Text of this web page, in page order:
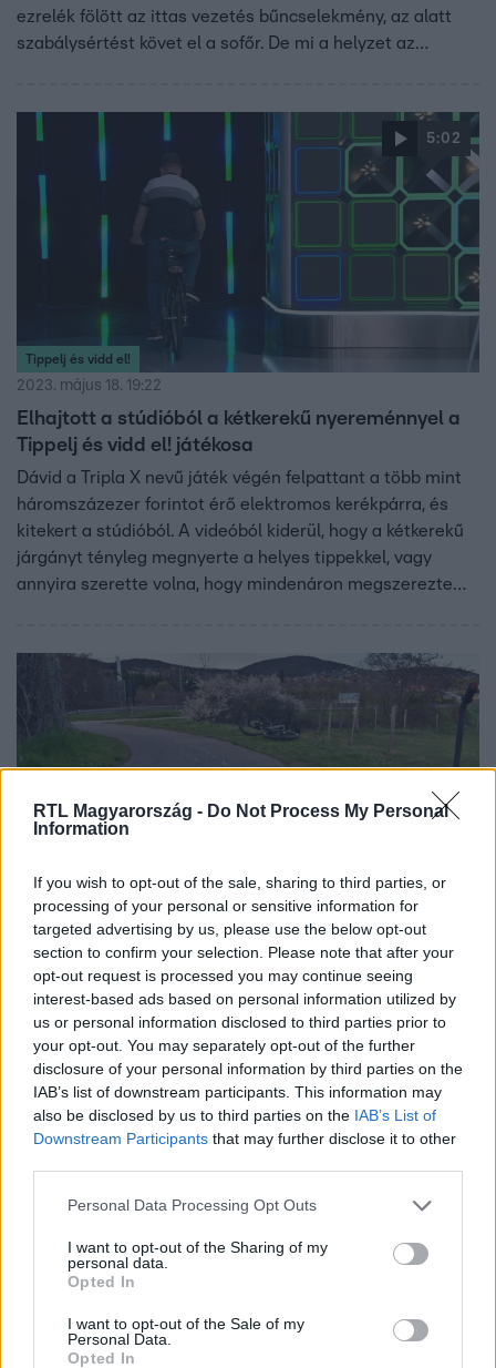
RTL Magyarország - Do Not Process My Personal
Information
If you wish to opt-out of the sale, sharing to third parties, or
processing of your personal or sensitive information for
targeted advertising by us, please use the below opt-out
section to confirm your selection. Please note that after your
opt-out request is processed you may continue seeing
interest-based ads based on personal information utilized by
us or personal information disclosed to third parties prior to
your opt-out. You may separately opt-out of the further
disclosure of your personal information by third parties on the
IAB’s list of downstream participants. This information may
also be disclosed by us to third parties on the IAB’s List of
Downstream Participants that may further disclose it to other
Please note that this website/app uses one or more Google
not limited to your visit or usage behaviour. You may click to
grant or deny consent to Google and its third-party tags to
use your data for below specified purposes in below Google
consent section.
Personal Data Processing Opt Outs
I want to opt-out of the Sharing of my
personal data.
Opted In
I want to opt-out of the Sale of my
Personal Data.
Opted In
ezrelék fölött az ittas vezetés bűncselekmény, az alatt
szabálysértést követ el a sofőr. De mi a helyzet az
elektromos roller vagy bicikli – is gépjárműnek minősül,
tehát ezekkel is el lehet követni az ittas vezetést.
5:02
Tippelj és vidd el!
2023. május 18. 19:22
Elhajtott a stúdióból a kétkerekű nyereménnyel a
Tippelj és vidd el! játékosa
Dávid a Tripla X nevű játék végén felpattant a több mint
háromszázezer forintot érő elektromos kerékpárra, és
kitekert a stúdióból. A videóból kiderül, hogy a kétkerekű
járgányt tényleg megnyerte a helyes tippekkel, vagy
annyira szerette volna, hogy mindenáron megszerezte
Baleset-bűnügy
2023. március 27. 16:32
Elektromos rolleres vágódott elektromos
biciklisbe a balatoni bringaúton
Balatonfüred felől Csopak irányába száguldott rollerén
egy budapesti férfi, aki elvétette a kanyart, és
összeütközött a szemből érkező biciklissel.